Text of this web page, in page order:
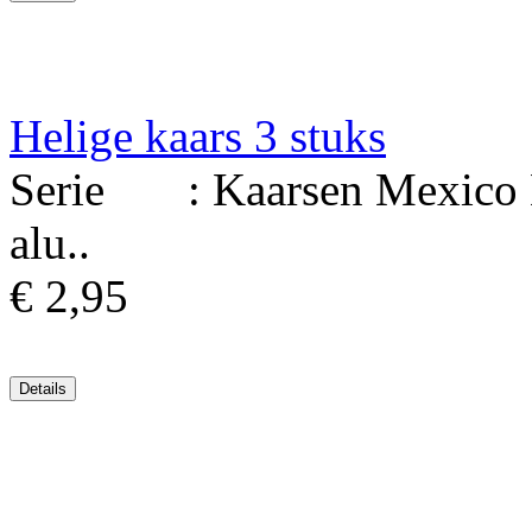
Helige kaars 3 stuks
Serie : Kaarsen Mexico
alu..
€ 2,95